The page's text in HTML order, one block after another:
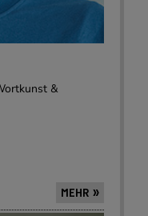
&
MEHR »